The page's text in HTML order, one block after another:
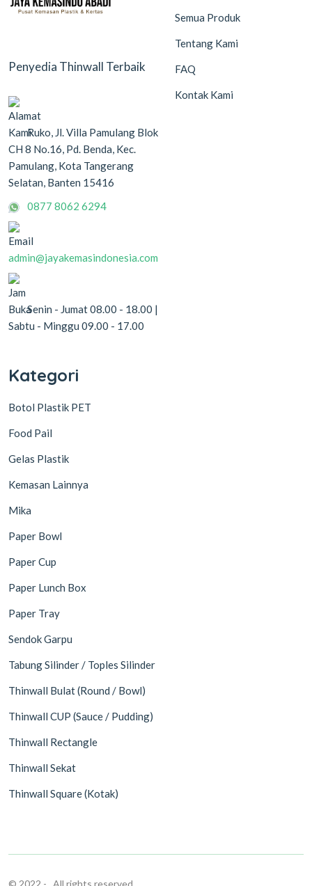
Penyedia Thinwall Terbaik
Ruko, Jl. Villa Pamulang Blok
CH 8 No.16, Pd. Benda, Kec.
Pamulang, Kota Tangerang
Selatan, Banten 15416
0877 8062 6294
admin@jayakemasindonesia.com
Senin - Jumat 08.00 - 18.00 |
Sabtu - Minggu 09.00 - 17.00
Semua Produk
Tentang Kami
FAQ
Kontak Kami
Kategori
Botol Plastik PET
Food Pail
Gelas Plastik
Kemasan Lainnya
Mika
Paper Bowl
Paper Cup
Paper Lunch Box
Paper Tray
Sendok Garpu
Tabung Silinder / Toples Silinder
Thinwall Bulat (Round / Bowl)
Thinwall CUP (Sauce / Pudding)
Thinwall Rectangle
Thinwall Sekat
Thinwall Square (Kotak)
© 2022 - . All rights reserved.